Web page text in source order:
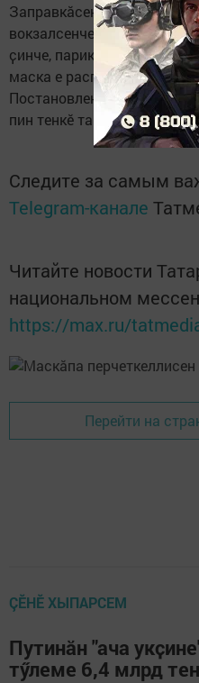
Заправкӑсенче, паркӗнче,
вокзалсенче, стадионра,
ҫинче,
маска е распиратор
Постановление
пин тенкӗ таран штраф
Следите за самым
Telegram-канале
Читайте новости
национальном
https://max.ru/
Перейти на
ÇӖНӖ ХЫПАРСЕМ
Путинӑн "ача
тӳлеме 6,4 млрд